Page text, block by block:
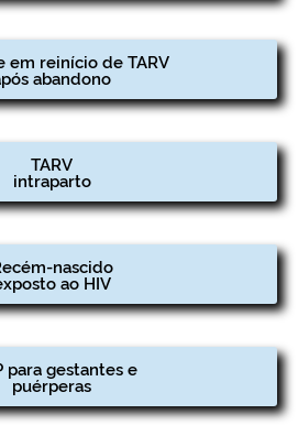
em reinício de TARV
abandono
TARV
intraparto
nascido
ao HIV
para gestantes e
puérperas